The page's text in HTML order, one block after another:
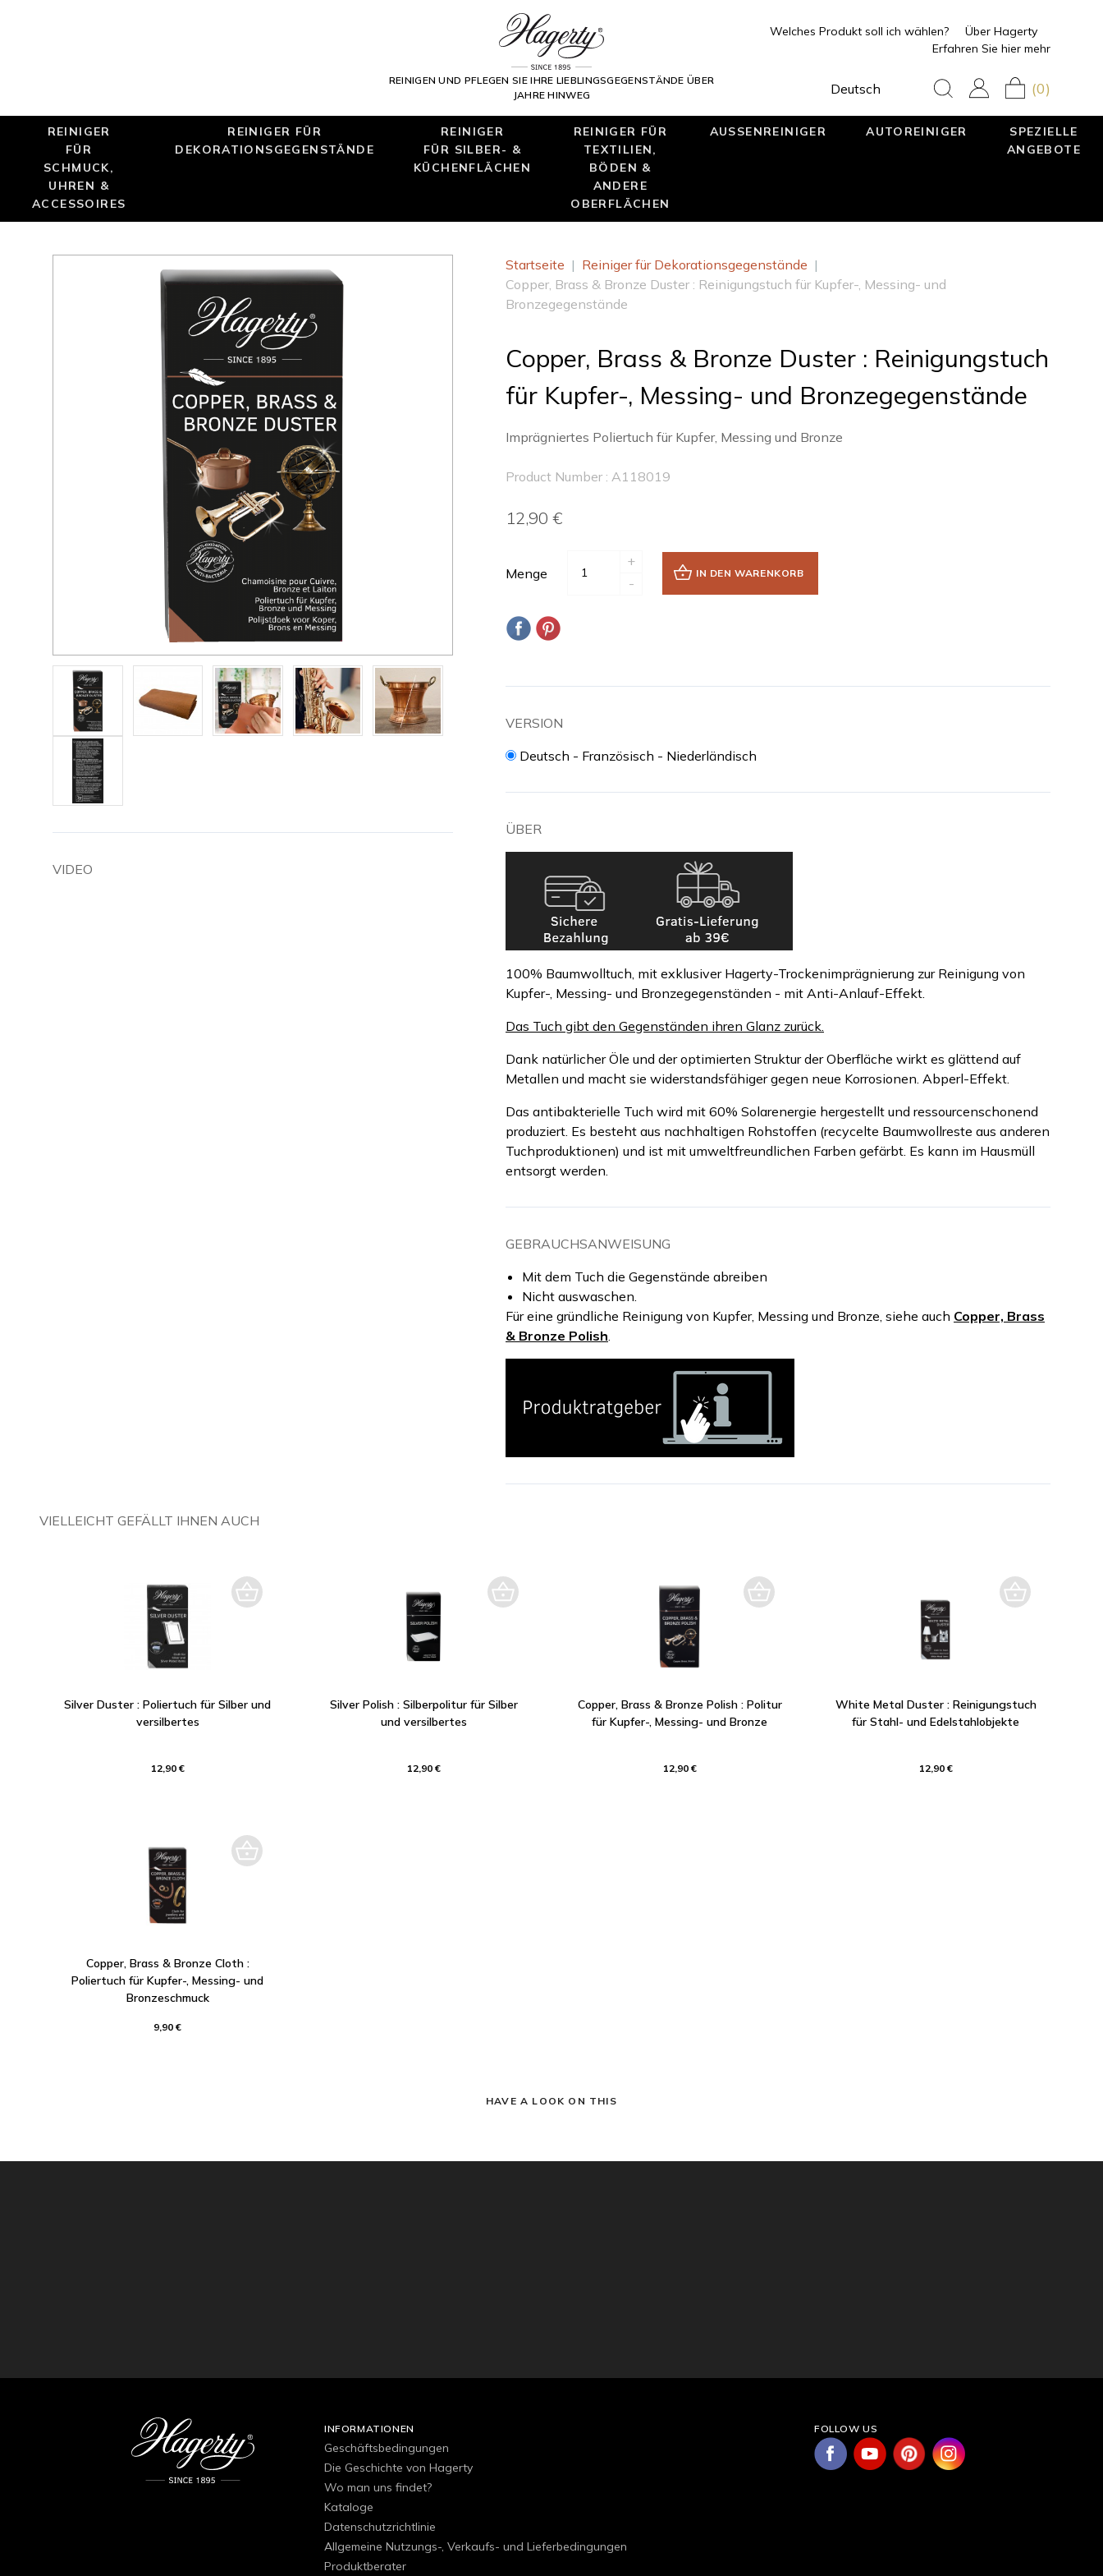
REINIGEN UND PFLEGEN SIE IHRE LIEBLINGSGEGENSTÄNDE ÜBER
JAHRE HINWEG
Welches Produkt soll ich wählen?
Über Hagerty
Erfahren Sie hier mehr
Deutsch (0)
REINIGER
FÜR
SCHMUCK,
UHREN &
ACCESSOIRES
REINIGER FÜR
DEKORATIONSGEGENSTÄNDE
REINIGER
FÜR SILBER- &
KÜCHENFLÄCHEN
REINIGER FÜR
TEXTILIEN,
BÖDEN &
ANDERE
OBERFLÄCHEN
AUSSENREINIGER AUTOREINIGER
SPEZIELLE
ANGEBOTE
VIDEO
Startseite | Reiniger für Dekorationsgegenstände |
Copper, Brass & Bronze Duster : Reinigungstuch für Kupfer-, Messing- und
Bronzegegenstände
Copper, Brass & Bronze Duster : Reinigungstuch
für Kupfer-, Messing- und Bronzegegenstände
Imprägniertes Poliertuch für Kupfer, Messing und Bronze
Product Number : A118019
12,90 €
Menge
+
-
IN DEN WARENKORB
VERSION
Deutsch - Französisch - Niederländisch
ÜBER
100% Baumwolltuch, mit exklusiver Hagerty-Trockenimprägnierung zur Reinigung von
Kupfer-, Messing- und Bronzegegenständen - mit Anti-Anlauf-Effekt.
Das Tuch gibt den Gegenständen ihren Glanz zurück.
Dank natürlicher Öle und der optimierten Struktur der Oberfläche wirkt es glättend auf
Metallen und macht sie widerstandsfähiger gegen neue Korrosionen. Abperl-Effekt.
Das antibakterielle Tuch wird mit 60% Solarenergie hergestellt und ressourcenschonend
produziert. Es besteht aus nachhaltigen Rohstoffen (recycelte Baumwollreste aus anderen
Tuchproduktionen) und ist mit umweltfreundlichen Farben gefärbt. Es kann im Hausmüll
entsorgt werden.
GEBRAUCHSANWEISUNG
Mit dem Tuch die Gegenstände abreiben
Nicht auswaschen.
Für eine gründliche Reinigung von Kupfer, Messing und Bronze, siehe auch Copper, Brass
& Bronze Polish.
VIELLEICHT GEFÄLLT IHNEN AUCH
Silver Duster : Poliertuch für Silber und
versilbertes
12,90 €
Silver Polish : Silberpolitur für Silber
und versilbertes
12,90 €
Copper, Brass & Bronze Polish : Politur
für Kupfer-, Messing- und Bronze
12,90 €
White Metal Duster : Reinigungstuch
für Stahl- und Edelstahlobjekte
12,90 €
Copper, Brass & Bronze Cloth :
Poliertuch für Kupfer-, Messing- und
Bronzeschmuck
9,90 €
HAVE A LOOK ON THIS
INFORMATIONEN
Geschäftsbedingungen
Die Geschichte von Hagerty
Wo man uns findet?
Kataloge
Datenschutzrichtlinie
Allgemeine Nutzungs-, Verkaufs- und Lieferbedingungen
Produktberater
FOLLOW US